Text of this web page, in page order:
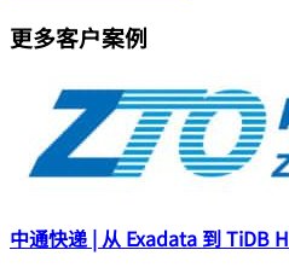
更多客户案例
中通快递 | 从 Exadata 到 TiDB